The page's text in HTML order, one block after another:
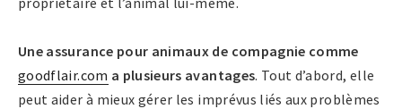
Une assurance pour animaux de compagnie comme
goodflair.com a plusieurs avantages. Tout d’abord, elle
peut aider à mieux gérer les imprévus liés aux problèmes